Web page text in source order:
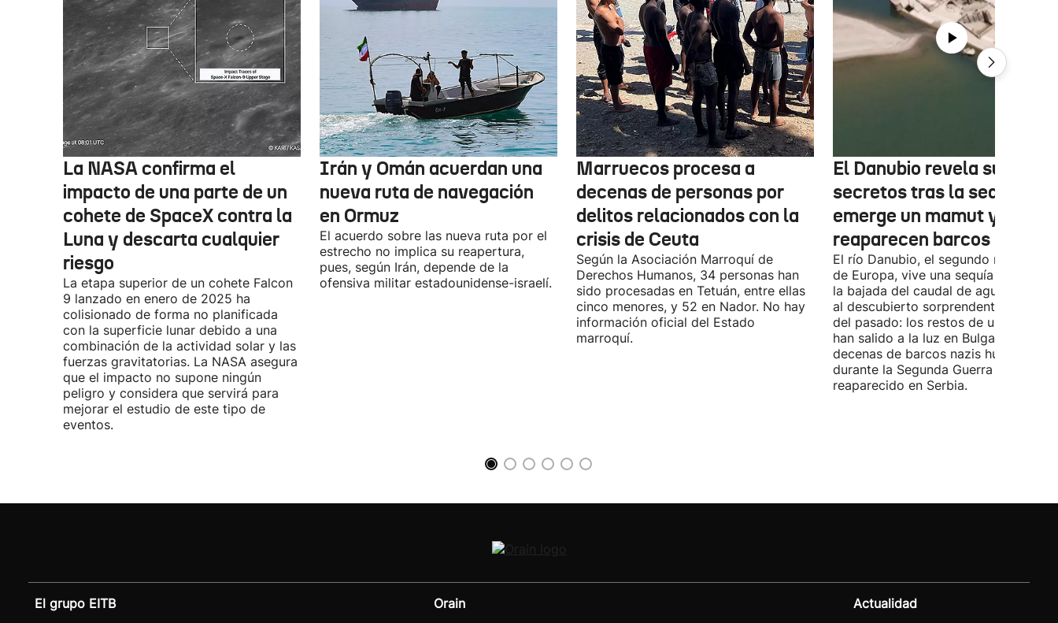
La NASA confirma el
impacto de una parte de un
cohete de SpaceX contra la
Luna y descarta cualquier
riesgo
La etapa superior de un cohete Falcon
9 lanzado en enero de 2025 ha
colisionado de forma no planificada
con la superficie lunar debido a una
combinación de la actividad solar y las
fuerzas gravitatorias. La NASA asegura
que el impacto no supone ningún
peligro y considera que servirá para
mejorar el estudio de este tipo de
eventos.
Irán y Omán acuerdan una
nueva ruta de navegación
en Ormuz
El acuerdo sobre las nueva ruta por el
estrecho no implica su reapertura,
pues, según Irán, depende de la
ofensiva militar estadounidense-israelí.
Marruecos procesa a
decenas de personas por
delitos relacionados con la
crisis de Ceuta
Según la Asociación Marroquí de
Derechos Humanos, 34 personas han
sido procesadas en Tetuán, entre ellas
cinco menores, y 52 en Nador. No hay
información oficial del Estado
marroquí.
El Danubio revela sus
secretos tras la sequía:
emerge un mamut y
reaparecen barcos nazis
El río Danubio, el segundo más largo
de Europa, vive una sequía histórica
la bajada del caudal de agua ha
al descubierto sorprendentes
del pasado: los restos de un mamut
han salido a la luz en Bulgaria y
decenas de barcos nazis hundidos
durante la Segunda Guerra Mundial
reaparecido en Serbia.
El grupo EITB Orain Actualidad